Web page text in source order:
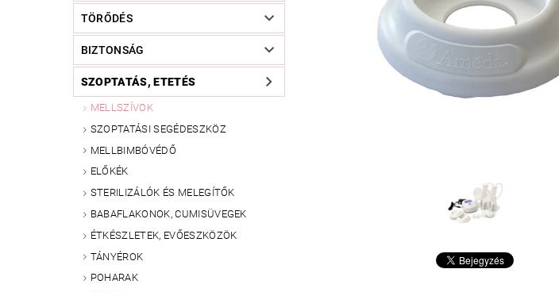
TÖRŐDÉS
BIZTONSÁG
SZOPTATÁS, ETETÉS
MELLSZÍVOK
SZOPTATÁSI SEGÉDESZKÖZ
MELLBIMBÓVÉDŐ
ELŐKÉK
STERILIZÁLÓK ÉS MELEGÍTŐK
BABAFLAKONOK, CUMISÜVEGEK
ÉTKÉSZLETEK, EVŐESZKÖZÖK
TÁNYÉROK
POHARAK